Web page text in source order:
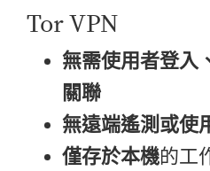
Tor VPN
無需使用者登入
關聯
無遠端遙測或使
僅存於本機的工